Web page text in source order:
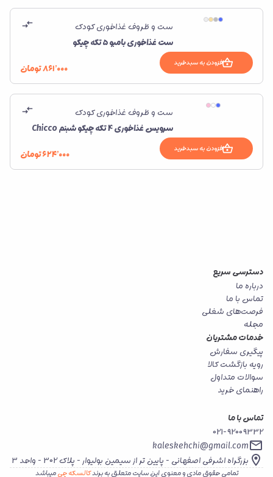
ست و ظروف غذاخوری کودک
ست غذاخوری بامبو ۵ تکه چیکو
افزودن به سبدخرید ۸۶۱٬۰۰۰تومان
ست و ظروف غذاخوری کودک
سرویس غذاخوری 4 تكه چیكو شبنم Chicco
افزودن به سبدخرید ۶۲۴٬۰۰۰تومان
دسترسی سریع
درباره ما
تماس با ما
فرصت‌های شغلی
مجله
خدمات مشتریان
پیگیری سفارش
رویه بازگشت کالا
سوالات متداول
راهنمای خرید
تماس با ما
021-92009332
kaleskehchi@gmail.com
بزرگراه اشرفی اصفهانی - پایین تر از سیمین بولیوار - پلاک 302 - واحد 3
تمامی حقوق مادی و معنوی این سایت متعلق به برندکالسکه چیمیباشد